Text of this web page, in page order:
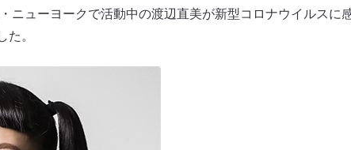
ニューヨークで活動中の渡辺直美が新型コロナウイルスに
た。